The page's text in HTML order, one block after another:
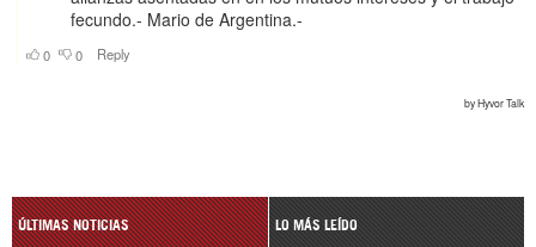
ÚLTIMAS NOTICIAS LO MÁS LEÍDO